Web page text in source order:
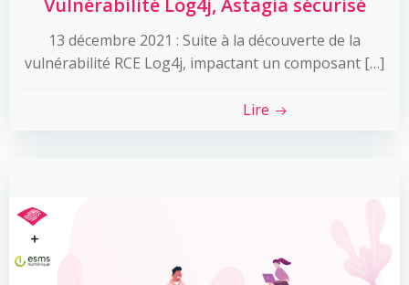
Vulnérabilité Log4j, Astagia sécurisé
13 décembre 2021 : Suite à la découverte de la
vulnérabilité RCE Log4j, impactant un composant […]
Lire